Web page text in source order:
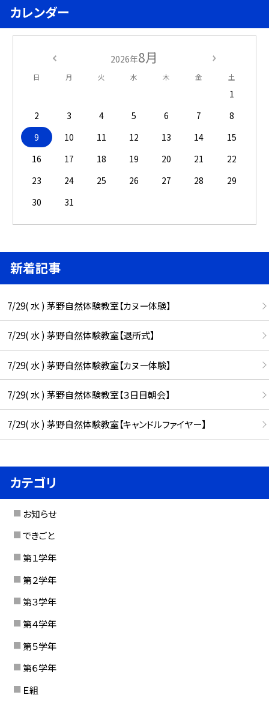
カレンダー
2026年8月
日 月 火 水 木 金 土
1
2
3 4 5 6 7
8
9
10 11 12 13 14
15
16
17 18 19 20 21
22
23
24 25 26 27 28
29
30
31
新着記事
7/29( 水 ) 茅野自然体験教室【カヌー体験】
7/29( 水 ) 茅野自然体験教室【退所式】
7/29( 水 ) 茅野自然体験教室【カヌー体験】
7/29( 水 ) 茅野自然体験教室【３日目朝会】
7/29( 水 ) 茅野自然体験教室【キャンドルファイヤー】
カテゴリ
お知らせ
できごと
第１学年
第２学年
第３学年
第４学年
第５学年
第６学年
Ｅ組